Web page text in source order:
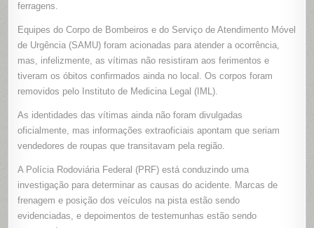
ferragens.
Equipes do Corpo de Bombeiros e do Serviço de Atendimento Móvel
de Urgência (SAMU) foram acionadas para atender a ocorrência,
mas, infelizmente, as vítimas não resistiram aos ferimentos e
tiveram os óbitos confirmados ainda no local. Os corpos foram
removidos pelo Instituto de Medicina Legal (IML).
As identidades das vítimas ainda não foram divulgadas
oficialmente, mas informações extraoficiais apontam que seriam
vendedores de roupas que transitavam pela região.
A Polícia Rodoviária Federal (PRF) está conduzindo uma
investigação para determinar as causas do acidente. Marcas de
frenagem e posição dos veículos na pista estão sendo
evidenciadas, e depoimentos de testemunhas estão sendo